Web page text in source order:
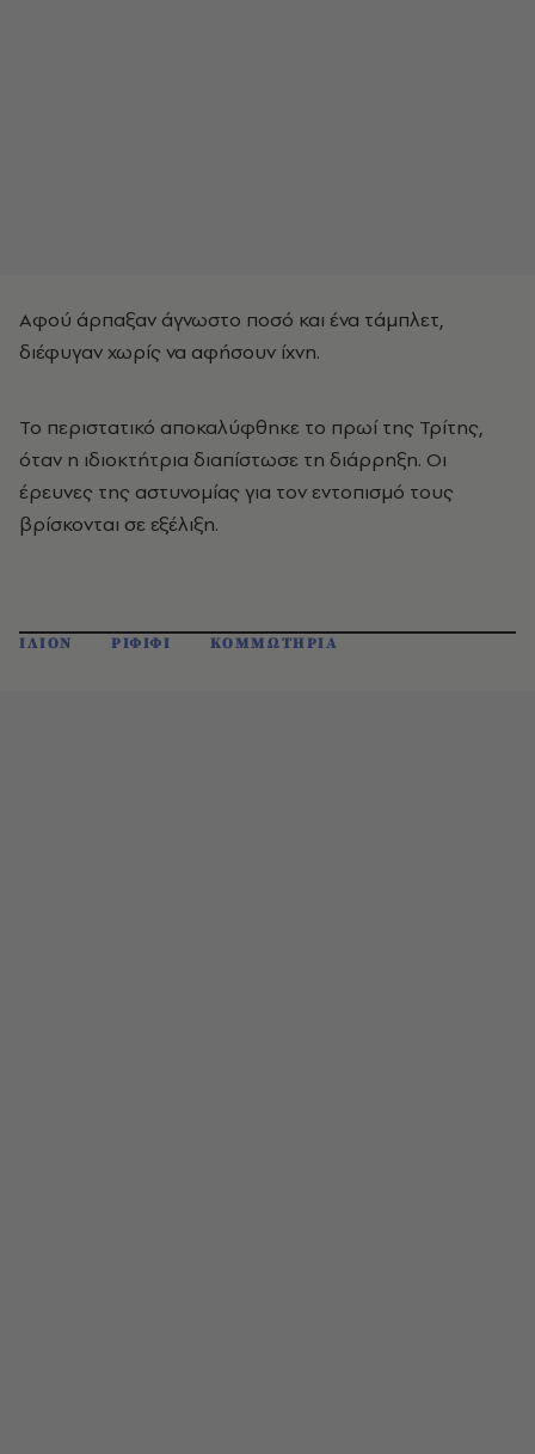
Αφού άρπαξαν άγνωστο ποσό και ένα τάμπλετ,
διέφυγαν χωρίς να αφήσουν ίχνη.
Το περιστατικό αποκαλύφθηκε το πρωί της Τρίτης,
όταν η ιδιοκτήτρια διαπίστωσε τη διάρρηξη. Οι
έρευνες της αστυνομίας για τον εντοπισμό τους
βρίσκονται σε εξέλιξη.
ΙΛΙΟΝ ΡΙΦΙΦΙ ΚΟΜΜΩΤΗΡΙΑ